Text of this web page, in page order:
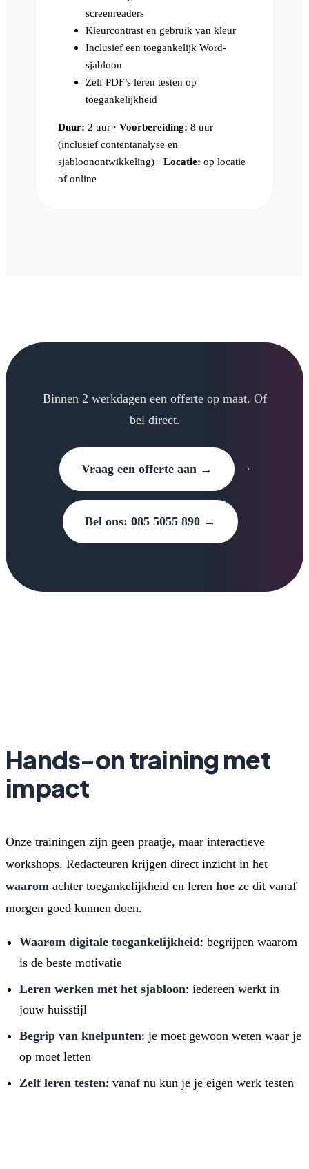
screenreaders
Kleurcontrast en gebruik van kleur
Inclusief een toegankelijk Word-
sjabloon
Zelf PDF’s leren testen op
toegankelijkheid
Duur: 2 uur ·Voorbereiding: 8 uur
(inclusief contentanalyse en
sjabloonontwikkeling) ·Locatie: op locatie
of online
Binnen 2 werkdagen een offerte op maat. Of
bel direct.
Vraag een offerte aan → ·
Bel ons: 085 5055 890 →
Hands-on training met
impact
Onze trainingen zijn geen praatje, maar interactieve
workshops. Redacteuren krijgen direct inzicht in het
waarom achter toegankelijkheid en leren hoe ze dit vanaf
morgen goed kunnen doen.
Waarom digitale toegankelijkheid: begrijpen waarom
is de beste motivatie
Leren werken met het sjabloon: iedereen werkt in
jouw huisstijl
Begrip van knelpunten: je moet gewoon weten waar je
op moet letten
Zelf leren testen: vanaf nu kun je je eigen werk testen